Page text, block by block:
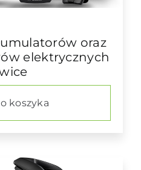
oraz
elektrycznych
koszyka